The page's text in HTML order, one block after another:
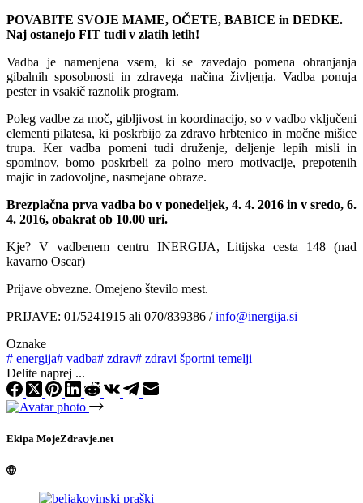
POVABITE SVOJE MAME, OČETE, BABICE in DEDKE.
Naj ostanejo FIT tudi v zlatih letih!
Vadba je namenjena vsem, ki se zavedajo pomena ohranjanja
gibalnih sposobnosti in zdravega načina življenja. Vadba ponuja
pester in vsakič raznolik program.
Poleg vadbe za moč, gibljivost in koordinacijo, so v vadbo vključeni
elementi pilatesa, ki poskrbijo za zdravo hrbtenico in močne mišice
trupa. Ker vadba pomeni tudi druženje, deljenje lepih misli in
spominov, bomo poskrbeli za polno mero motivacije, prepotenih
majic in zadovoljne, nasmejane obraze.
Brezplačna prva vadba bo v ponedeljek, 4. 4. 2016 in v sredo, 6.
4. 2016, obakrat ob 10.00 uri.
Kje? V vadbenem centru INERGIJA, Litijska cesta 148 (nad
kavarno Oscar)
Prijave obvezne. Omejeno število mest.
PRIJAVE: 01/524­19­15 ali 070­/839­386 /info@inergija.si
Oznake
# energija# vadba# zdrav# zdravi športni temelji
Delite naprej ...
Ekipa MojeZdravje.net